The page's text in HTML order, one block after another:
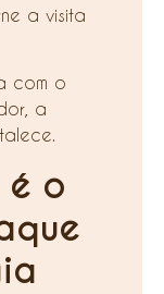
a visita
com o
a
é o